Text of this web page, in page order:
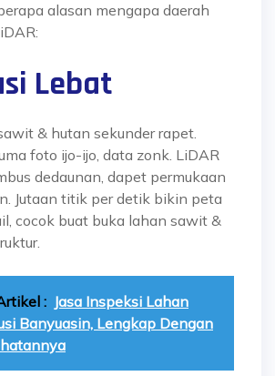
alasan mengapa daerah
Lebat
& hutan sekunder rapet.
foto ijo-ijo, data zonk. LiDAR
dedaunan, dapet permukaan
Jutaan titik per detik bikin peta
cocok buat buka lahan sawit &
: Jasa Inspeksi Lahan
Banyuasin, Lengkap Dengan